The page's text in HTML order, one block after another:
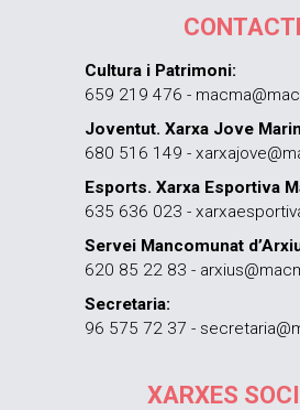
Cultura i Patrimoni:
659 219 476 -
Joventut. Xarxa Jove
680 516 149 -
Esports. Xarxa Esportiva
635 636 023 -
Servei Mancomunat
620 85 22 83 -
Secretaria:
96 575 72 37 -
XARXES